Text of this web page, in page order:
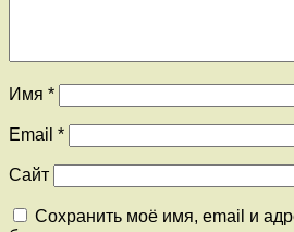
Имя *
Email *
Сайт
Сохранить моё имя, email и